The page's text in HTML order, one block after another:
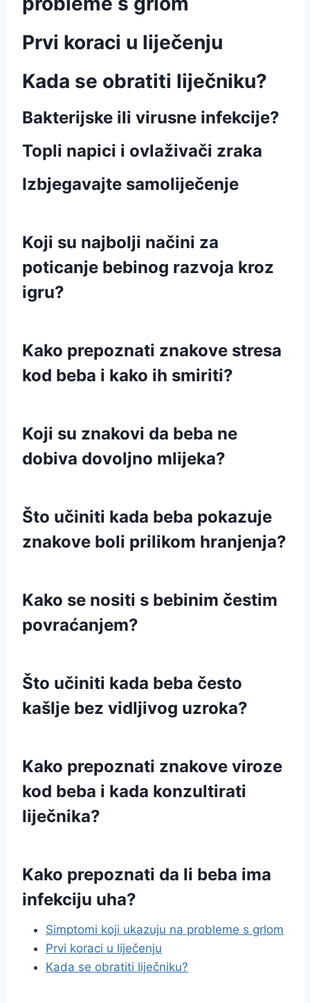
Prvi koraci u liječenju
Kada se obratiti liječniku?
Bakterijske ili virusne infekcije?
Topli napici i ovlaživači zraka
Izbjegavajte samoliječenje
Koji su najbolji načini za
poticanje bebinog razvoja kroz
igru?
Kako prepoznati znakove stresa
kod beba i kako ih smiriti?
Koji su znakovi da beba ne
dobiva dovoljno mlijeka?
Što učiniti kada beba pokazuje
znakove boli prilikom hranjenja?
Kako se nositi s bebinim čestim
povraćanjem?
Što učiniti kada beba često
kašlje bez vidljivog uzroka?
Kako prepoznati znakove viroze
kod beba i kada konzultirati
liječnika?
Kako prepoznati da li beba ima
infekciju uha?
Simptomi koji ukazuju na probleme s grlom
Prvi koraci u liječenju
Kada se obratiti liječniku?